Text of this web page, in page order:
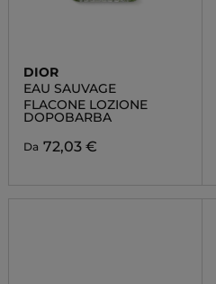
DIOR
EAU SAUVAGE
FLACONE LOZIONE
DOPOBARBA
Da 72,03 €